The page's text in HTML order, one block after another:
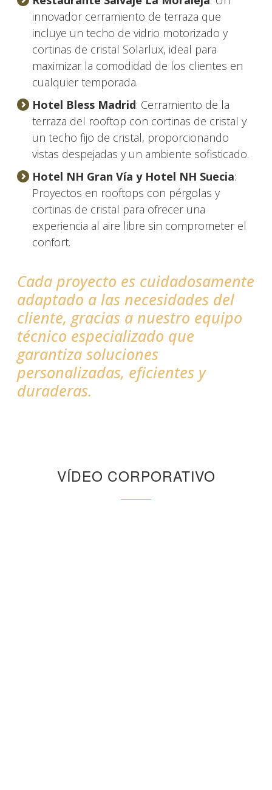
innovador cerramiento de terraza que
incluye un techo de vidrio motorizado y
cortinas de cristal Solarlux, ideal para
maximizar la comodidad de los clientes en
cualquier temporada.
Hotel Bless Madrid: Cerramiento de la
terraza del rooftop con cortinas de cristal y
un techo fijo de cristal, proporcionando
vistas despejadas y un ambiente sofisticado.
Hotel NH Gran Vía y Hotel NH Suecia:
Proyectos en rooftops con pérgolas y
cortinas de cristal para ofrecer una
experiencia al aire libre sin comprometer el
confort.
Cada proyecto es cuidadosamente
adaptado a las necesidades del
cliente, gracias a nuestro equipo
técnico especializado que
garantiza soluciones
personalizadas, eficientes y
duraderas.
VÍDEO CORPORATIVO